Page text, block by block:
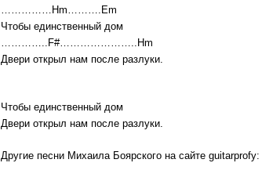
……………Hm……….Em
Чтобы единственный дом
…………..F#…………………..Hm
Двери открыл нам после разлуки.
Чтобы единственный дом
Двери открыл нам после разлуки.
Другие песни Михаила Боярского на сайте guitarprofy: